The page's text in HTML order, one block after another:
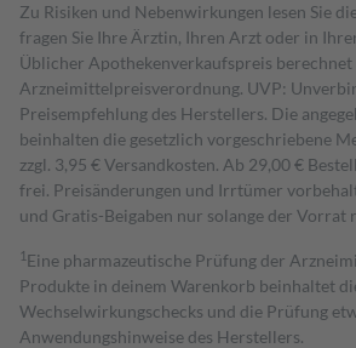
Zu Risiken und Nebenwirkungen lesen Sie
fragen Sie Ihre Ärztin, Ihren Arzt oder in
Üblicher Apothekenverkaufspreis berechnet
Arzneimittelpreisverordnung. UVP:
Preisempfehlung des Herstellers. Die
beinhalten die gesetzlich vorgeschriebene
zzgl. 3,95 € Versandkosten. Ab 29,00 €
frei. Preisänderungen und Irrtümer
und Gratis-Beigaben nur solange der Vorrat
1 Eine pharmazeutische Prüfung der
Produkte in deinem Warenkorb beinhaltet
Wechselwirkungschecks und die Prüfung
Anwendungshinweise des Herstellers.